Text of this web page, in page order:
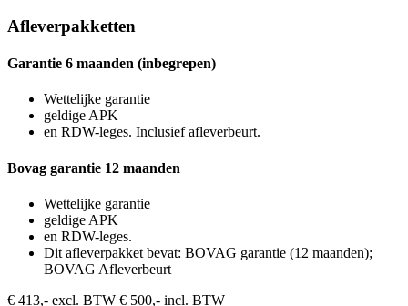
Afleverpakketten
Garantie 6 maanden (inbegrepen)
Wettelijke garantie
geldige APK
en RDW-leges. Inclusief afleverbeurt.
Bovag garantie 12 maanden
Wettelijke garantie
geldige APK
en RDW-leges.
Dit afleverpakket bevat: BOVAG garantie (12 maanden);
BOVAG Afleverbeurt
€ 413,- excl. BTW € 500,- incl. BTW